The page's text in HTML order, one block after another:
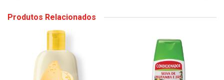
Produtos Relacionados